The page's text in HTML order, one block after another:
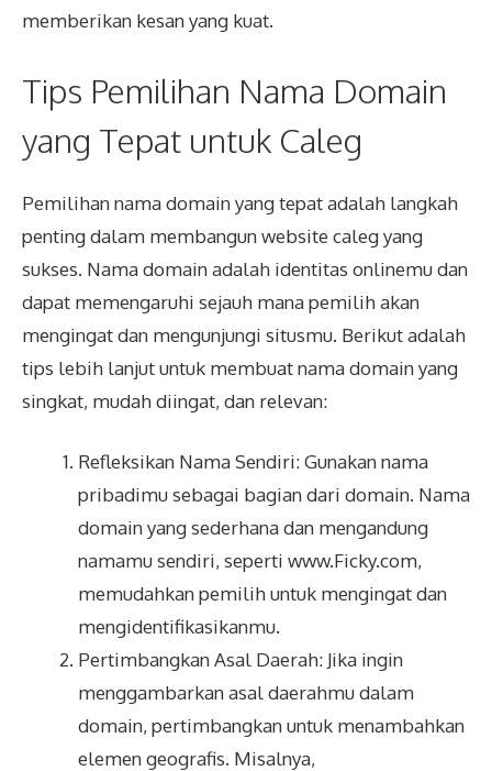
memberikan kesan yang kuat.
Tips Pemilihan Nama Domain
yang Tepat untuk Caleg
Pemilihannama domainyang tepat adalah langkah
penting dalam membangun website caleg yang
sukses. Nama domain adalah identitas onlinemu dan
dapat memengaruhi sejauh mana pemilih akan
mengingat dan mengunjungi situsmu. Berikut adalah
tips lebih lanjut untuk membuat nama domain yang
singkat, mudah diingat, dan relevan:
Refleksikan Nama Sendiri: Gunakan nama
pribadimu sebagai bagian dari domain. Nama
domain yang sederhana dan mengandung
namamu sendiri, seperti www.Ficky.com,
memudahkan pemilih untuk mengingat dan
mengidentifikasikanmu.
Pertimbangkan Asal Daerah: Jika ingin
menggambarkan asal daerahmu dalam
domain, pertimbangkan untuk menambahkan
elemen geografis. Misalnya,